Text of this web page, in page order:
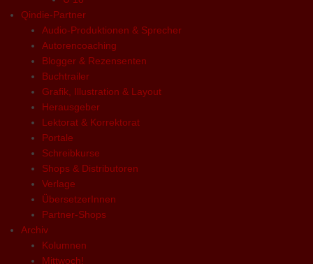
Qindie-Partner
Audio-Produktionen & Sprecher
Autorencoaching
Blogger & Rezensenten
Buchtrailer
Grafik, Illustration & Layout
Herausgeber
Lektorat & Korrektorat
Portale
Schreibkurse
Shops & Distributoren
Verlage
ÜbersetzerInnen
Partner-Shops
Archiv
Kolumnen
Mittwoch!